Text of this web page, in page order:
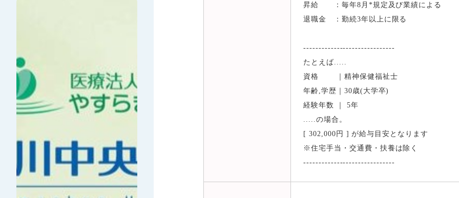
昇給 ：毎年8月*規定及び業績による
退職金 ：勤続3年以上に限る
------------------------------
たとえば.....
資格 ｜精神保健福祉士
年齢,学歴｜30歳(大学卒)
経験年数 ｜ 5年
.....の場合。
[ 302,000円 ] が給与目安となります
※住宅手当・交通費・扶養は除く
------------------------------